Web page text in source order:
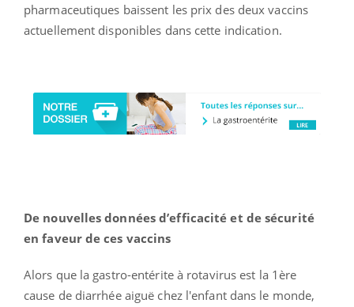
pharmaceutiques baissent les prix des deux vaccins
actuellement disponibles dans cette indication.
De nouvelles données d’efficacité et de sécurité
en faveur de ces vaccins
Alors que la gastro-entérite à rotavirus est la 1ère
cause de diarrhée aiguë chez l'enfant dans le monde,